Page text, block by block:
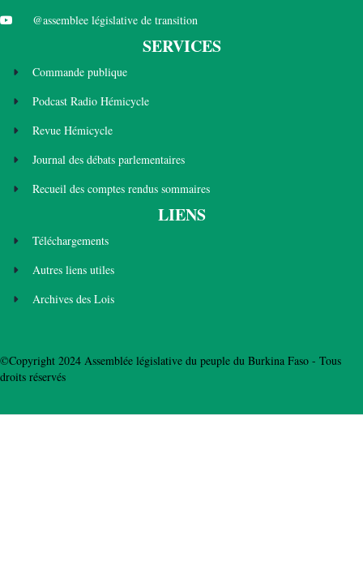
@assemblee législative de transition
SERVICES
Commande publique
Podcast Radio Hémicycle
Revue Hémicycle
Journal des débats parlementaires
Recueil des comptes rendus sommaires
LIENS
Téléchargements
Autres liens utiles
Archives des Lois
©Copyright 2024 Assemblée législative du peuple du Burkina Faso - Tous
droits réservés